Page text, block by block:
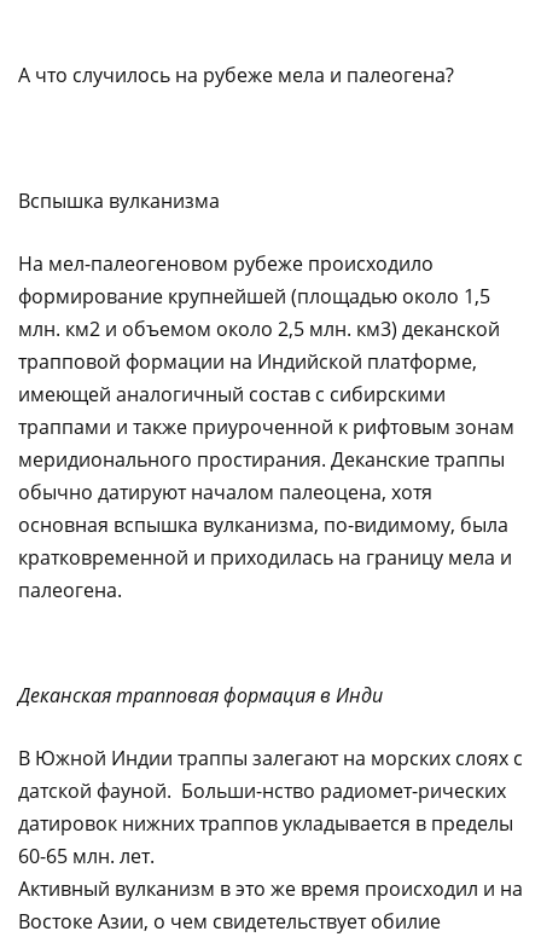
А что случилось на рубеже мела и палеогена?
Вспышка вулканизма
На мел-палеогеновом рубеже происходило
формирование крупнейшей (площадью около 1,5
млн. км2 и объемом около 2,5 млн. км3) деканской
трапповой формации на Индийской платформе,
имеющей аналогичный состав с сибирскими
траппами и также приуроченной к рифтовым зонам
меридионального простирания. Деканские траппы
обычно датируют началом палеоцена, хотя
основная вспышка вулканизма, по-видимому, была
кратковременной и приходилась на границу мела и
палеогена.
Деканская трапповая формация в Инди
В Южной Индии траппы залегают на морских слоях с
датской фауной. Больши-нство радиомет-рических
датировок нижних траппов укладывается в пределы
60-65 млн. лет.
Активный вулканизм в это же время происходил и на
Востоке Азии, о чем свидетельствует обилие